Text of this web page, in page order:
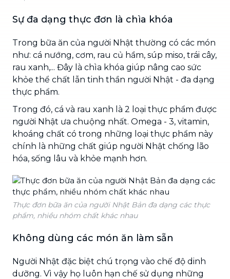
Sự đa dạng thực đơn là chìa khóa
Trong bữa ăn của người Nhật thường có các món
như: cá nướng, cơm, rau củ hầm, súp miso, trái cây,
rau xanh,... Đây là chìa khóa giúp nâng cao sức
khỏe thể chất lẫn tinh thần người Nhật - đa dạng
thực phẩm.
Trong đó, cá và rau xanh là 2 loại thực phẩm được
người Nhật ưa chuộng nhất. Omega - 3, vitamin,
khoáng chất có trong những loại thực phẩm này
chính là những chất giúp người Nhật chống lão
hóa, sống lâu và khỏe mạnh hơn.
Thực đơn bữa ăn của người Nhật Bản đa dạng các thực
phẩm, nhiều nhóm chất khác nhau
Không dùng các món ăn làm sẵn
Người Nhật đặc biệt chú trọng vào chế độ dinh
dưỡng. Vì vậy họ luôn hạn chế sử dụng những